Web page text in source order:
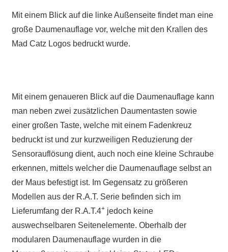
Mit einem Blick auf die linke Außenseite findet man eine
große Daumenauflage vor, welche mit den Krallen des
Mad Catz Logos bedruckt wurde.
Mit einem genaueren Blick auf die Daumenauflage kann
man neben zwei zusätzlichen Daumentasten sowie
einer großen Taste, welche mit einem Fadenkreuz
bedruckt ist und zur kurzweiligen Reduzierung der
Sensorauflösung dient, auch noch eine kleine Schraube
erkennen, mittels welcher die Daumenauflage selbst an
der Maus befestigt ist. Im Gegensatz zu größeren
Modellen aus der R.A.T. Serie befinden sich im
Lieferumfang der R.A.T.4+jedoch keine
auswechselbaren Seitenelemente. Oberhalb der
modularen Daumenauflage wurden in die